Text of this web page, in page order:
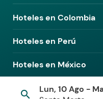
Hoteles en Colombia
Hoteles en Medellín
Hoteles en Bogotá
Hoteles en Pereira
Hoteles en Cali
Hoteles en Perú
Hoteles en Lima
Hoteles en Arequipa
Hoteles en Piura
Hoteles en México
© 2026 Ayenda. Todos los
search
Lun, 10 Ago -